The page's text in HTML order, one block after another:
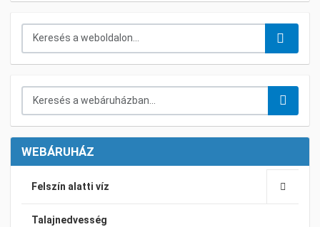
WEBÁRUHÁZ
Felszín alatti víz
Talajnedvesség